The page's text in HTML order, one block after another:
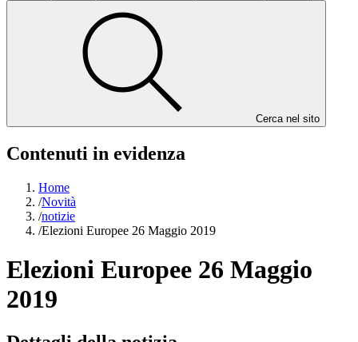
Cerca nel sito
Contenuti in evidenza
Home
/Novità
/notizie
/Elezioni Europee 26 Maggio 2019
Elezioni Europee 26 Maggio
2019